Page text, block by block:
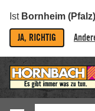
Ist Bornheim (Pfalz)
JA, RICHTIG